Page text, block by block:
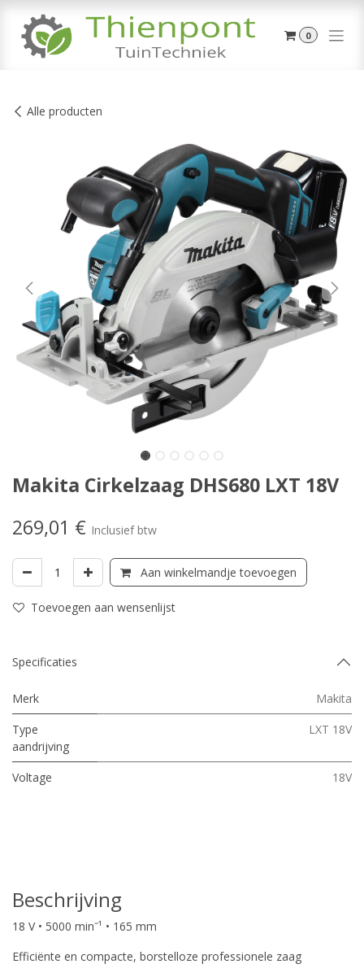
0
Alle producten
Makita Cirkelzaag DHS680 LXT 18V
269,01 € Inclusief btw
Aan winkelmandje toevoegen
Toevoegen aan wensenlijst
Specificaties
Merk
Makita
Type
aandrijving
LXT 18V
Voltage 18V
Beschrijving
18 V • 5000 minˉ¹ • 165 mm
Efficiënte en compacte, borstelloze professionele zaag